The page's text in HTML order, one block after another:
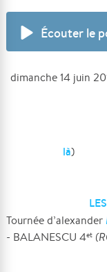
Écouter le
dimanche 14 juin
là)
Tournée d’alexander
- BALANESCU 4et